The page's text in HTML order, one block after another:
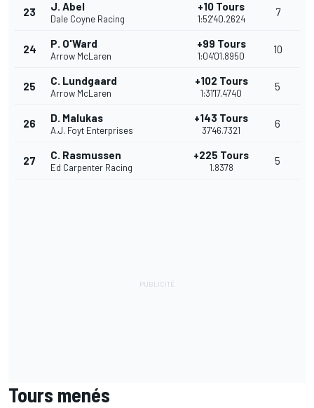
23 J. Abel
Dale Coyne Racing
+10 Tours
1:52'40.2624
7
24 P. O'Ward
Arrow McLaren
+99 Tours
1:04'01.8950
10
25 C. Lundgaard
Arrow McLaren
+102 Tours
1:31'17.4740
5
26 D. Malukas
A.J. Foyt Enterprises
+143 Tours
37'46.7321
6
27 C. Rasmussen
Ed Carpenter Racing
+225 Tours
1.8378
5
Tours menés